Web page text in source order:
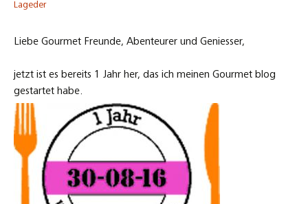
Lageder
Liebe Gourmet Freunde, Abenteurer und Geniesser,
jetzt ist es bereits 1 Jahr her, das ich meinen Gourmet blog
gestartet habe.